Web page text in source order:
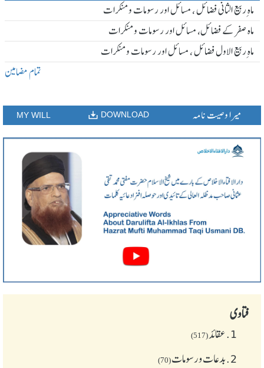
ماہ ِربیع الثانی فضائل ، مسائل اور رسومات و منکرات
ماہ صفر کے فضائل، مسائل اور رسومات و منکرات
ماہ ِربیع الاول فضائل ، مسائل اور رسومات و منکرات
تمام مضامین
MY WILL DOWNLOAD میرا وصیت نامہ
فتاوی
1. عقائد(517)
2. بدعات و رسومات(70)